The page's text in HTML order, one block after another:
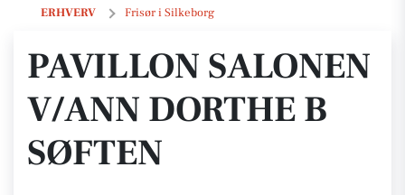
ERHVERV Frisør i Silkeborg
Pavillon Salonen v/Ann Dorthe B Søften
PAVILLON SALONEN
V/ANN DORTHE B
SØFTEN